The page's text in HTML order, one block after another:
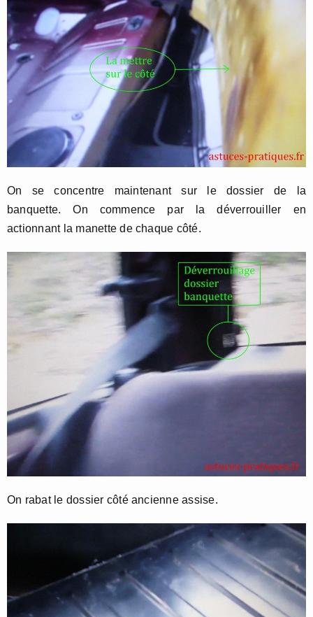
On se concentre maintenant sur le dossier de la
banquette. On commence par la déverrouiller en
actionnant la manette de chaque côté.
On rabat le dossier côté ancienne assise.